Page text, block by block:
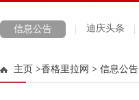
信息公告 迪庆头条
主页 >香格里拉网 > 信息公告